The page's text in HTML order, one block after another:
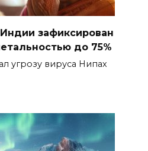
зафиксирован
до 75%
угрозу вируса Нипах